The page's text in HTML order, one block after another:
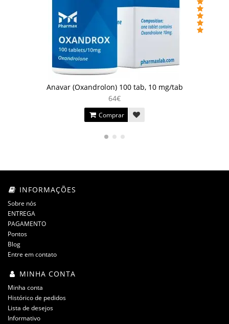
Anavar (Oxandrolon) 100 tab, 10 mg/tab
64€
Comprar
INFORMAÇÕES
Sobre nós
ENTREGA
PAGAMENTO
Pontos
Blog
Entre em contato
MINHA CONTA
Minha conta
Histórico de pedidos
Lista de desejos
Informativo